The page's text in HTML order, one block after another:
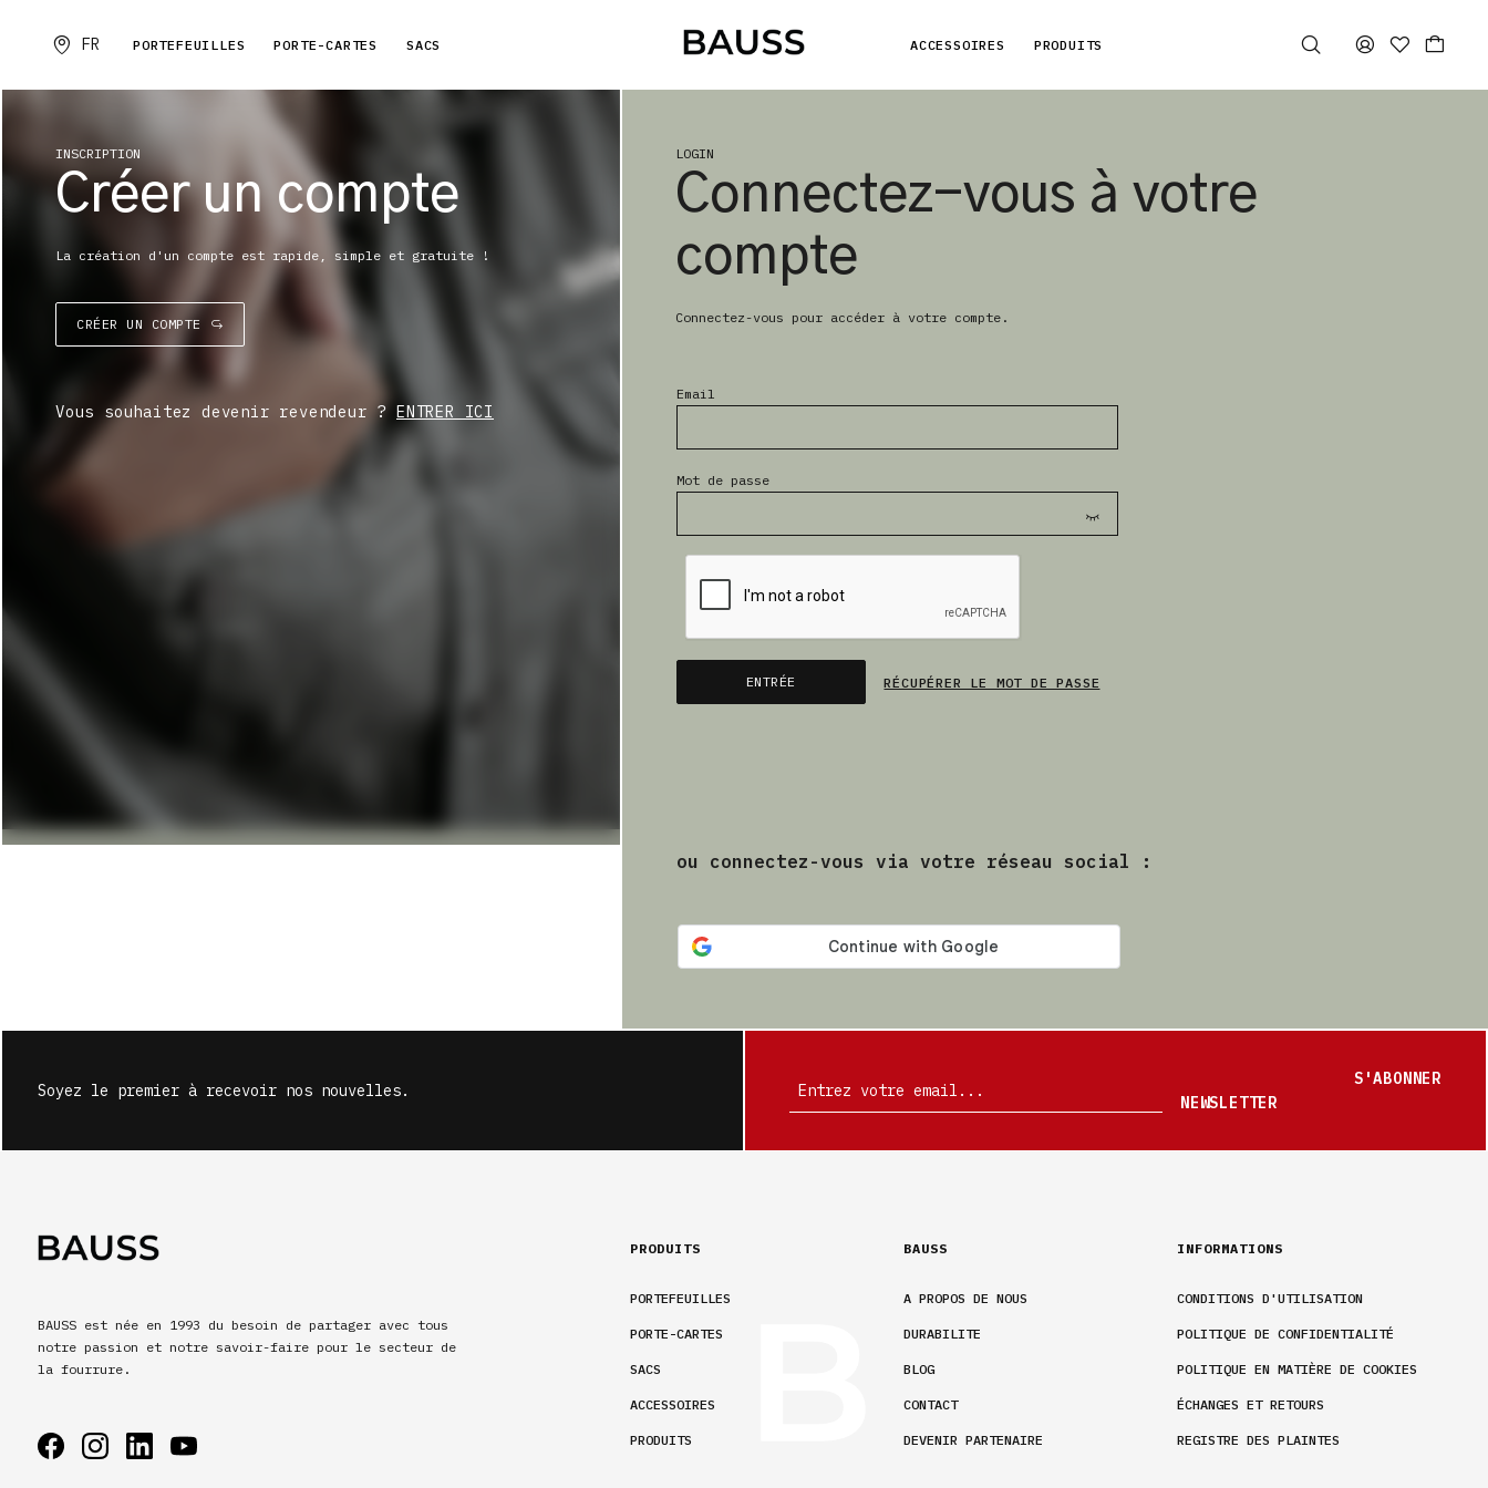
FR PORTEFEUILLES PORTE-CARTES SACS ACCESSOIRES PRODUITS
INSCRIPTION
Créer un compte
La création d'un compte est rapide, simple et gratuite !
CRÉER UN COMPTE
Vous souhaitez devenir revendeur ? ENTRER ICI
LOGIN
Connectez-vous à votre
compte
Connectez-vous pour accéder à votre compte.
Email
Mot de passe
ENTRÉE RÉCUPÉRER LE MOT DE PASSE
ou connectez-vous via votre réseau social :
Soyez le premier à recevoir nos nouvelles.
S'ABONNER
NEWSLETTER
BAUSS est née en 1993 du besoin de partager avec tous
notre passion et notre savoir-faire pour le secteur de
la fourrure.
PRODUITS
PORTEFEUILLES
PORTE-CARTES
SACS
ACCESSOIRES
PRODUITS
BAUSS
A PROPOS DE NOUS
DURABILITE
BLOG
CONTACT
DEVENIR PARTENAIRE
INFORMATIONS
CONDITIONS D'UTILISATION
POLITIQUE DE CONFIDENTIALITÉ
POLITIQUE EN MATIÈRE DE COOKIES
ÉCHANGES ET RETOURS
REGISTRE DES PLAINTES